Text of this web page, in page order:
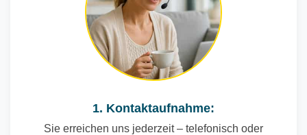
1. Kontaktaufnahme:
Sie erreichen uns jederzeit – telefonisch oder